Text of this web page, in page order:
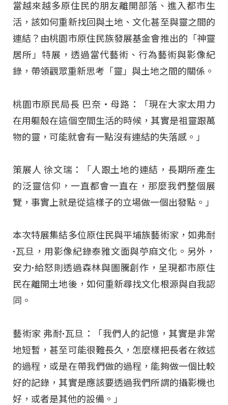
當越來越多原住民的朋友離開部落、進入都市生
活，該如何重新找回與土地、文化甚至與靈之間的
連結？由桃園市原住民族發展基金會推出的「神靈
居所」特展，透過當代藝術、行為藝術與影像紀
錄，帶領觀眾重新思考「靈」與土地之間的關係。
桃園市原民局長 巴奈‧母路：「現在大家太用力
在用軀殼在這個空間生活的時候，其實是祖靈跟萬
物的靈，可能就會有一點沒有連結的失落感。」
策展人 徐文瑞：「人跟土地的連結，長期所產生
的泛靈信仰，一直都會一直在，那麼我們整個展
覽，事實上就是從這樣子的立場做一個出發點。」
本次特展集結多位原住民與平埔族藝術家，如弗耐
·瓦旦，用影像紀錄泰雅文面與苧麻文化。另外，
安力·給怒則透過森林與圖騰創作，呈現都市原住
民在離開土地後，如何重新尋找文化根源與自我認
同。
藝術家 弗耐·瓦旦：「我們人的記憶，其實是非常
地短暫，甚至可能很難長久，怎麼樣把長者在敘述
的過程，或是在帶我們做的過程，能夠做一個比較
好的記錄，其實是應該要透過我們所謂的攝影機也
好，或者是其他的設備。」